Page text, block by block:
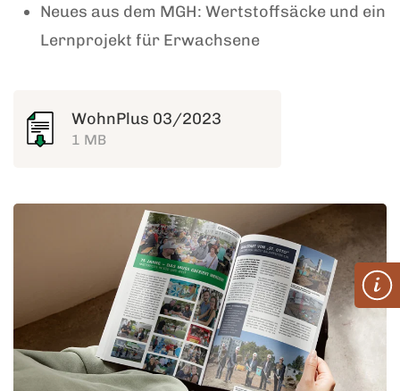
Neues aus dem MGH: Wertstoffsäcke und ein
Lernprojekt für Erwachsene
WohnPlus 03/2023
1 MB